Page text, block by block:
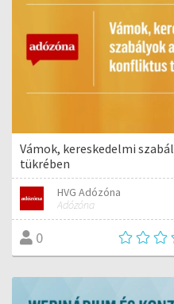
Vámok, kereskedelmi
tükrében
HVG Adózóna
Adózóna
0